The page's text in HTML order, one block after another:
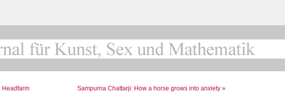
Headfarm Sampurna Chattarji: How a horse grows into anxiety »